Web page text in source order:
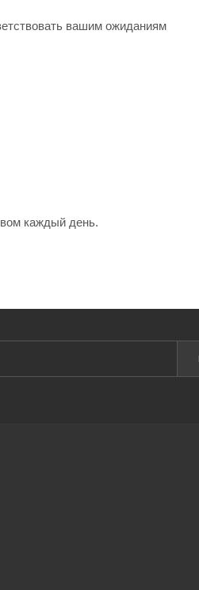
вашим ожиданиям
каждый день.